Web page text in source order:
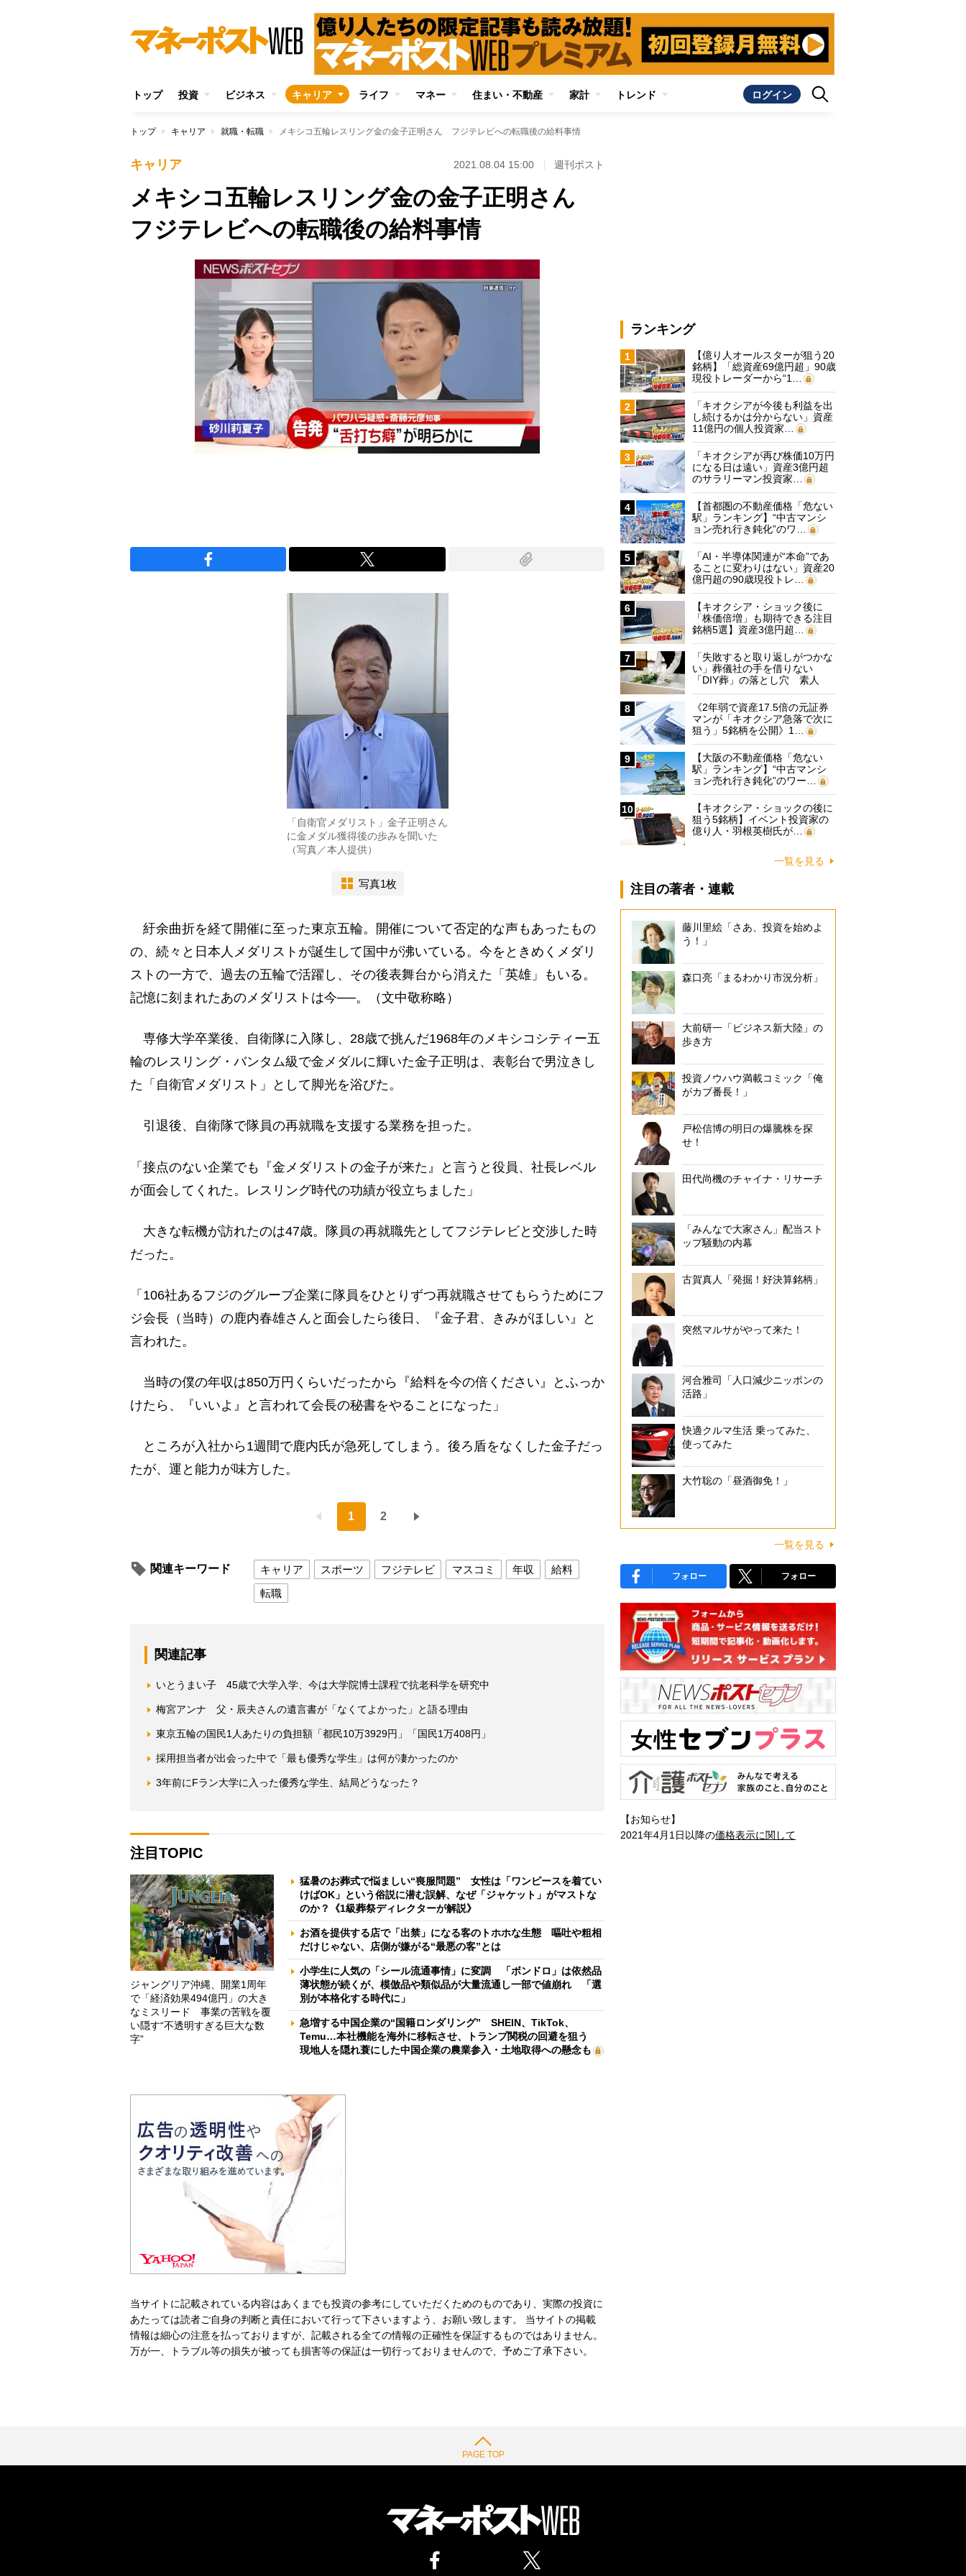
トップ 投資 ビジネス キャリア ライフ マネー 住まい・不動産 家計 トレンド ログイン
トップ キャリア 就職・転職 メキシコ五輪レスリング金の金子正明さん フジテレビへの転職後の給料事情
キャリア 2021.08.04 15:00 週刊ポスト
メキシコ五輪レスリング金の金子正明さん
フジテレビへの転職後の給料事情
「自衛官メダリスト」金子正明さん
に金メダル獲得後の歩みを聞いた
（写真／本人提供）
写真1枚
紆余曲折を経て開催に至った東京五輪。開催について否定的な声もあったもの
の、続々と日本人メダリストが誕生して国中が沸いている。今をときめくメダリ
ストの一方で、過去の五輪で活躍し、その後表舞台から消えた「英雄」もいる。
記憶に刻まれたあのメダリストは今──。（文中敬称略）
専修大学卒業後、自衛隊に入隊し、28歳で挑んだ1968年のメキシコシティー五
輪のレスリング・バンタム級で金メダルに輝いた金子正明は、表彰台で男泣きし
た「自衛官メダリスト」として脚光を浴びた。
引退後、自衛隊で隊員の再就職を支援する業務を担った。
「接点のない企業でも『金メダリストの金子が来た』と言うと役員、社長レベル
が面会してくれた。レスリング時代の功績が役立ちました」
大きな転機が訪れたのは47歳。隊員の再就職先としてフジテレビと交渉した時
だった。
「106社あるフジのグループ企業に隊員をひとりずつ再就職させてもらうためにフ
ジ会長（当時）の鹿内春雄さんと面会したら後日、『金子君、きみがほしい』と
言われた。
当時の僕の年収は850万円くらいだったから『給料を今の倍ください』とふっか
けたら、『いいよ』と言われて会長の秘書をやることになった」
ところが入社から1週間で鹿内氏が急死してしまう。後ろ盾をなくした金子だっ
たが、運と能力が味方した。
1 2
関連キーワード キャリア スポーツ フジテレビ マスコミ 年収
給料
転職
関連記事
いとうまい子 45歳で大学入学、今は大学院博士課程で抗老科学を研究中
梅宮アンナ 父・辰夫さんの遺言書が「なくてよかった」と語る理由
東京五輪の国民1人あたりの負担額「都民10万3929円」「国民1万408円」
採用担当者が出会った中で「最も優秀な学生」は何が凄かったのか
3年前にFラン大学に入った優秀な学生、結局どうなった？
注目TOPIC
ジャングリア沖縄、開業1周年
で「経済効果494億円」の大き
なミスリード 事業の苦戦を覆
い隠す“不透明すぎる巨大な数
字”
猛暑のお葬式で悩ましい“喪服問題” 女性は「ワンピースを着てい
けばOK」という俗説に潜む誤解、なぜ「ジャケット」がマストな
のか？《1級葬祭ディレクターが解説》
お酒を提供する店で「出禁」になる客のトホホな生態 嘔吐や粗相
だけじゃない、店側が嫌がる“最悪の客”とは
小学生に人気の「シール流通事情」に変調 「ボンドロ」は依然品
薄状態が続くが、模倣品や類似品が大量流通し一部で値崩れ 「選
別が本格化する時代に」
急増する中国企業の“国籍ロンダリング” SHEIN、TikTok、
Temu…本社機能を海外に移転させ、トランプ関税の回避を狙う
現地人を隠れ蓑にした中国企業の農業参入・土地取得への懸念も
当サイトに記載されている内容はあくまでも投資の参考にしていただくためのものであり、実際の投資に
あたっては読者ご自身の判断と責任において行って下さいますよう、お願い致します。 当サイトの掲載
情報は細心の注意を払っておりますが、記載される全ての情報の正確性を保証するものではありません。
万が一、トラブル等の損失が被っても損害等の保証は一切行っておりませんので、予めご了承下さい。
ランキング
1
【億り人オールスターが狙う20
銘柄】「総資産69億円超」90歳
現役トレーダーから“1…
2
「キオクシアが今後も利益を出
し続けるかは分からない」資産
11億円の個人投資家…
3
「キオクシアが再び株価10万円
になる日は遠い」資産3億円超
のサラリーマン投資家…
4
【首都圏の不動産価格「危ない
駅」ランキング】“中古マンシ
ョン売れ行き鈍化”のワ…
5
「AI・半導体関連が“本命”であ
ることに変わりはない」資産20
億円超の90歳現役トレ…
6
【キオクシア・ショック後に
「株価倍増」も期待できる注目
銘柄5選】資産3億円超…
7
「失敗すると取り返しがつかな
い」葬儀社の手を借りない
「DIY葬」の落とし穴 素人
に…
8
《2年弱で資産17.5倍の元証券
マンが「キオクシア急落で次に
狙う」5銘柄を公開》1…
9
【大阪の不動産価格「危ない
駅」ランキング】“中古マンシ
ョン売れ行き鈍化”のワー…
10
【キオクシア・ショックの後に
狙う5銘柄】イベント投資家の
億り人・羽根英樹氏が…
一覧を見る
注目の著者・連載
藤川里絵「さあ、投資を始めよ
う！」
森口亮「まるわかり市況分析」
大前研一「ビジネス新大陸」の
歩き方
投資ノウハウ満載コミック「俺
がカブ番長！」
戸松信博の明日の爆騰株を探
せ！
田代尚機のチャイナ・リサーチ
「みんなで大家さん」配当スト
ップ騒動の内幕
古賀真人「発掘！好決算銘柄」
突然マルサがやって来た！
河合雅司「人口減少ニッポンの
活路」
快適クルマ生活 乗ってみた、
使ってみた
大竹聡の「昼酒御免！」
一覧を見る
フォロー フォロー
【お知らせ】
2021年4月1日以降の価格表示に関して
PAGE TOP